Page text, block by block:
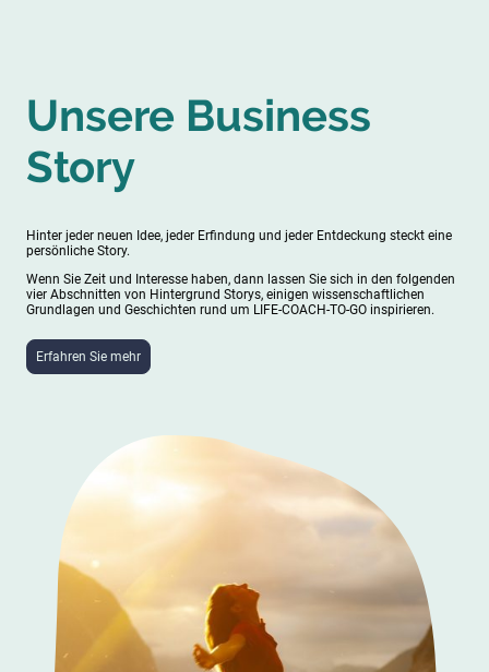
Unsere Business
Story
Hinter jeder neuen Idee, jeder Erfindung und jeder Entdeckung steckt eine
persönliche Story.
Wenn Sie Zeit und Interesse haben, dann lassen Sie sich in den folgenden
vier Abschnitten von Hintergrund Storys, einigen wissenschaftlichen
Grundlagen und Geschichten rund um LIFE-COACH-TO-GO inspirieren.
Erfahren Sie mehr